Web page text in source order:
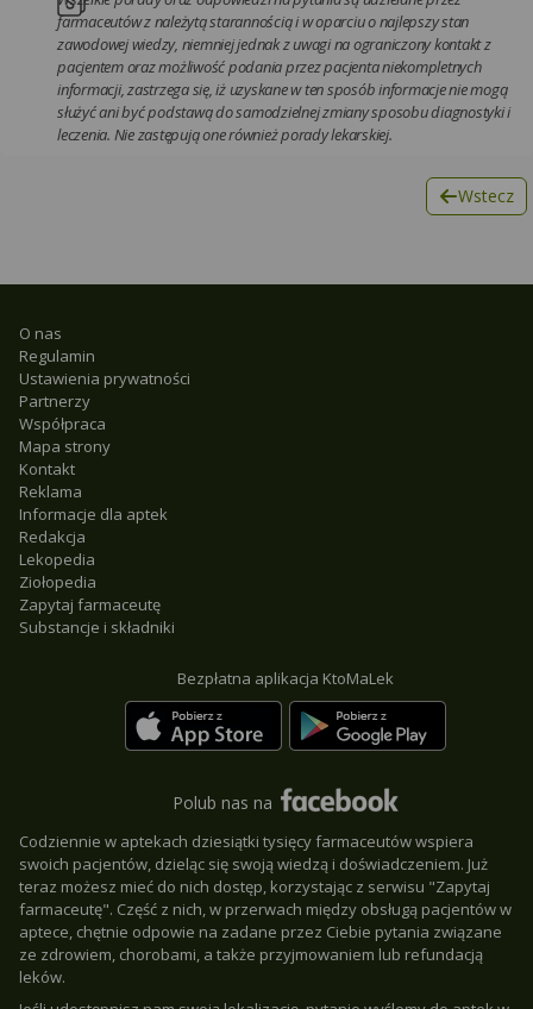
farmaceutów z należytą starannością i w oparciu o najlepszy stan
zawodowej wiedzy, niemniej jednak z uwagi na ograniczony kontakt z
pacjentem oraz możliwość podania przez pacjenta niekompletnych
informacji, zastrzega się, iż uzyskane w ten sposób informacje nie mogą
służyć ani być podstawą do samodzielnej zmiany sposobu diagnostyki i
leczenia. Nie zastępują one również porady lekarskiej.
Wstecz
O nas
Regulamin
Ustawienia prywatności
Partnerzy
Współpraca
Mapa strony
Kontakt
Reklama
Informacje dla aptek
Redakcja
Lekopedia
Ziołopedia
Zapytaj farmaceutę
Substancje i składniki
Bezpłatna aplikacja KtoMaLek
Polub nas na
Codziennie w aptekach dziesiątki tysięcy farmaceutów wspiera
swoich pacjentów, dzieląc się swoją wiedzą i doświadczeniem. Już
teraz możesz mieć do nich dostęp, korzystając z serwisu "Zapytaj
farmaceutę". Część z nich, w przerwach między obsługą pacjentów w
aptece, chętnie odpowie na zadane przez Ciebie pytania związane
ze zdrowiem, chorobami, a także przyjmowaniem lub refundacją
leków.